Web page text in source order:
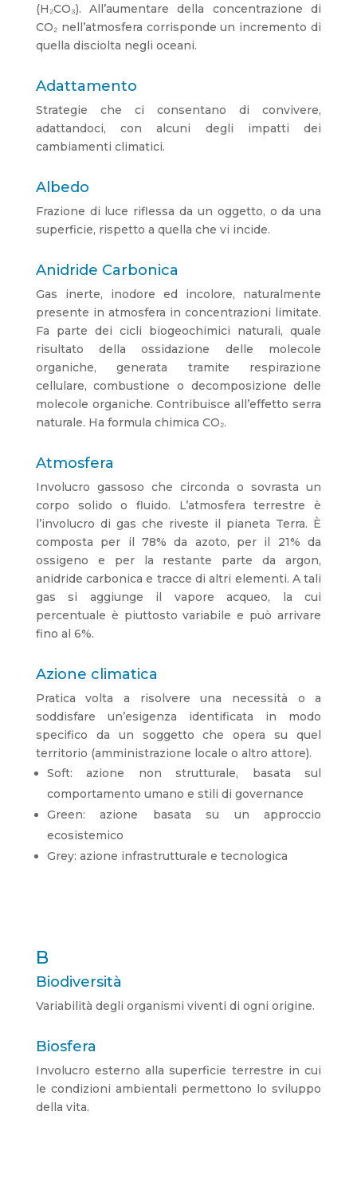
(H₂CO₃). All’aumentare della concentrazione di
CO₂ nell’atmosfera corrisponde un incremento di
quella disciolta negli oceani.
Adattamento
Strategie che ci consentano di convivere,
adattandoci, con alcuni degli impatti dei
cambiamenti climatici.
Albedo
Frazione di luce riflessa da un oggetto, o da una
superficie, rispetto a quella che vi incide.
Anidride Carbonica
Gas inerte, inodore ed incolore, naturalmente
presente in atmosfera in concentrazioni limitate.
Fa parte dei cicli biogeochimici naturali, quale
risultato della ossidazione delle molecole
organiche, generata tramite respirazione
cellulare, combustione o decomposizione delle
molecole organiche. Contribuisce all’effetto serra
naturale. Ha formula chimica CO₂.
Atmosfera
Involucro gassoso che circonda o sovrasta un
corpo solido o fluido. L’atmosfera terrestre è
l’involucro di gas che riveste il pianeta Terra. È
composta per il 78% da azoto, per il 21% da
ossigeno e per la restante parte da argon,
anidride carbonica e tracce di altri elementi. A tali
gas si aggiunge il vapore acqueo, la cui
percentuale è piuttosto variabile e può arrivare
fino al 6%.
Azione climatica
Pratica volta a risolvere una necessità o a
soddisfare un’esigenza identificata in modo
specifico da un soggetto che opera su quel
territorio (amministrazione locale o altro attore).
Soft: azione non strutturale, basata sul
comportamento umano e stili di governance
Green: azione basata su un approccio
ecosistemico
Grey: azione infrastrutturale e tecnologica
B
Biodiversità
Variabilità degli organismi viventi di ogni origine.
Biosfera
Involucro esterno alla superficie terrestre in cui
le condizioni ambientali permettono lo sviluppo
della vita.